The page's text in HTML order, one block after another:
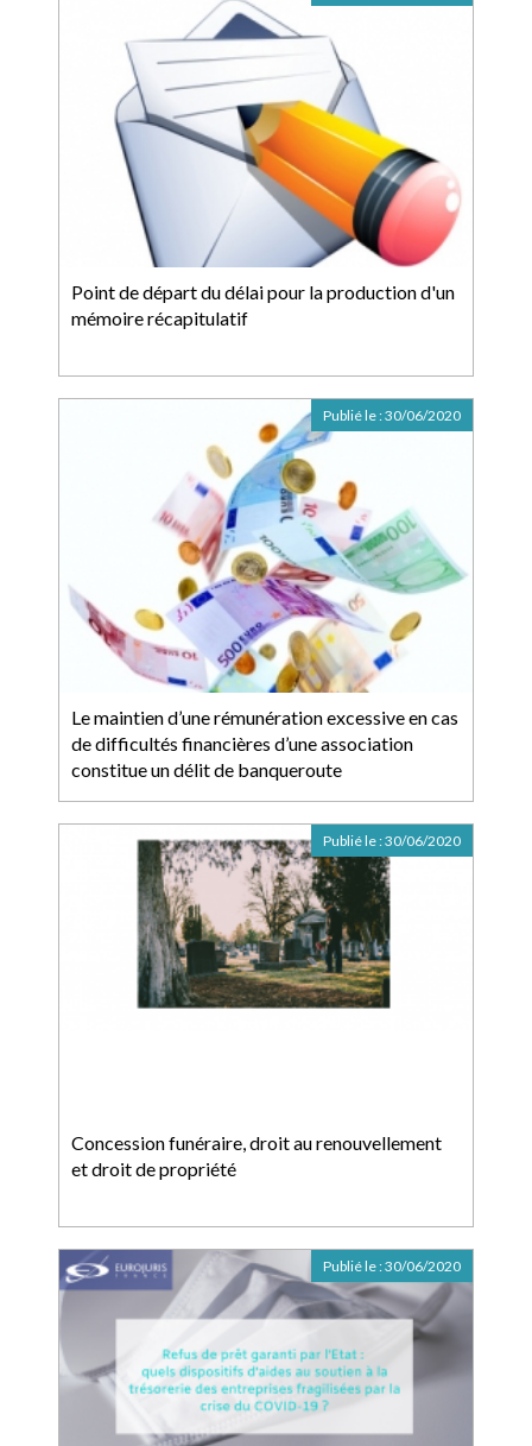
Point de départ du délai pour la production d'un
mémoire récapitulatif
Le maintien d’une rémunération excessive en cas
de difficultés financières d’une association
constitue un délit de banqueroute
Publié le :30/06/2020
Concession funéraire, droit au renouvellement
et droit de propriété
Publié le :30/06/2020
Publié le :30/06/2020